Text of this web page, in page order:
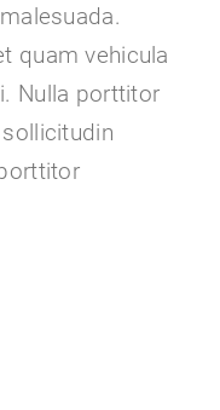
quam vehicula
Nulla porttitor